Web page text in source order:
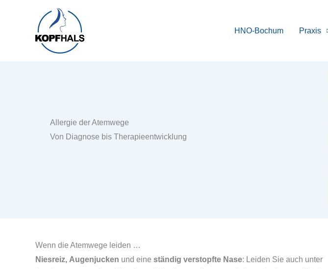
HNO-Bochum Praxis
Allergie der Atemwege
Von Diagnose bis Therapieentwicklung
Wenn die Atemwege leiden …
Niesreiz, Augenjucken und eine ständig verstopfte Nase: Leiden Sie auch unter